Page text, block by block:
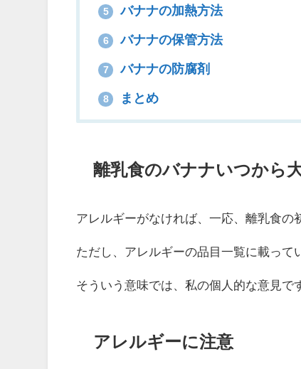
5 バナナの加熱方法
6 バナナの保管方法
7 バナナの防腐剤
8 まとめ
離乳食のバナナいつから
アレルギーがなければ、一応、離乳食の
ただし、アレルギーの品目一覧に載って
そういう意味では、私の個人的な意見で
アレルギーに注意